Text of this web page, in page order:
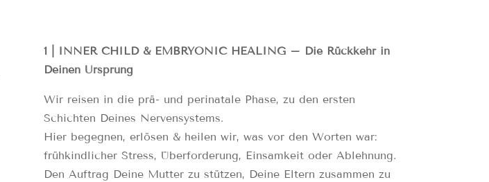
1| INNER CHILD & EMBRYONIC HEALING – Die Rückkehr in
Deinen Ursprung
Wir reisen in die prä- und perinatale Phase, zu den ersten
Schichten Deines Nervensystems.
Hier begegnen, erlösen & heilen wir, was vor den Worten war:
frühkindlicher Stress, Überforderung, Einsamkeit oder Ablehnung.
Den Auftrag Deine Mutter zu stützen, Deine Eltern zusammen zu